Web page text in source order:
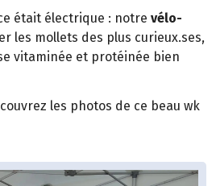
était électrique : notre vélo-
les mollets des plus curieux.ses,
vitaminée et protéinée bien
les photos de ce beau wk